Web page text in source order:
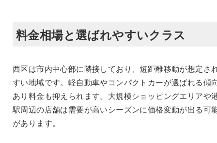
料金相場と選ばれやすいクラス
西区は市内中心部に隣接しており、短距離移動が想定さ
すい地域です。軽自動車やコンパクトカーが選ばれる傾
あり料金も抑えられます。大規模ショッピングエリアや
駅周辺の店舗は需要が高いシーズンに価格変動が出る可
があります。